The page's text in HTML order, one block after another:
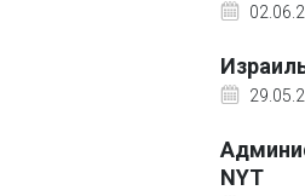
NYT